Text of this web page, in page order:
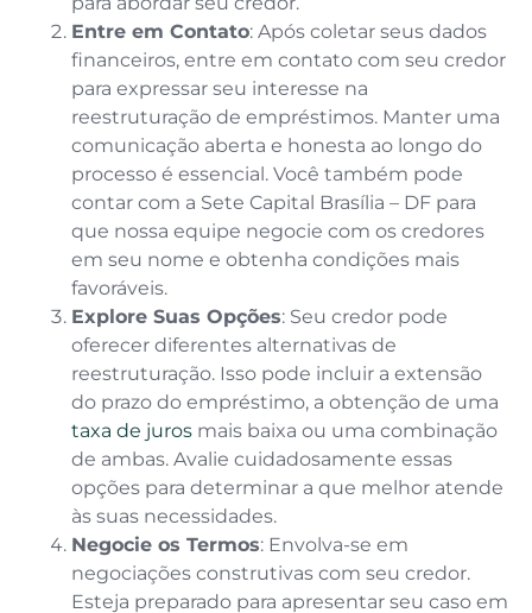
Entre em Contato: Após coletar seus dados
financeiros, entre em contato com seu credor
para expressar seu interesse na
reestruturação de empréstimos. Manter uma
comunicação aberta e honesta ao longo do
processo é essencial. Você também pode
contar com a Sete Capital Brasília – DF para
que nossa equipe negocie com os credores
em seu nome e obtenha condições mais
favoráveis.
Explore Suas Opções: Seu credor pode
oferecer diferentes alternativas de
reestruturação. Isso pode incluir a extensão
do prazo do empréstimo, a obtenção de uma
taxa de juros mais baixa ou uma combinação
de ambas. Avalie cuidadosamente essas
opções para determinar a que melhor atende
às suas necessidades.
Negocie os Termos: Envolva-se em
negociações construtivas com seu credor.
Esteja preparado para apresentar seu caso em